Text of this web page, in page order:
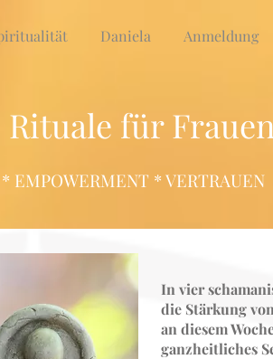
Daniela Anmeldung
Rituale für Frauen
EMPOWERMENT * VERTRAUEN
In vier
die Stärkung
an diesem
ganzheitliches